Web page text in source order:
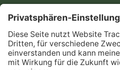
AGB
Informationen nach Data
Act
Verträge hier kündigen